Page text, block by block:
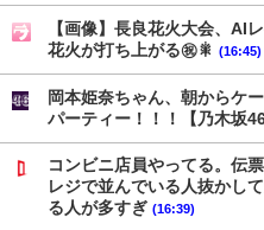
【画像】長良花火大会、AI
花火が打ち上がる㊗🎇 (16:45)
岡本姫奈ちゃん、朝からケ
パーティー！！！【乃木坂
コンビニ店員やってる。伝
レジで並んでいる人抜かし
る人が多すぎ (16:39)